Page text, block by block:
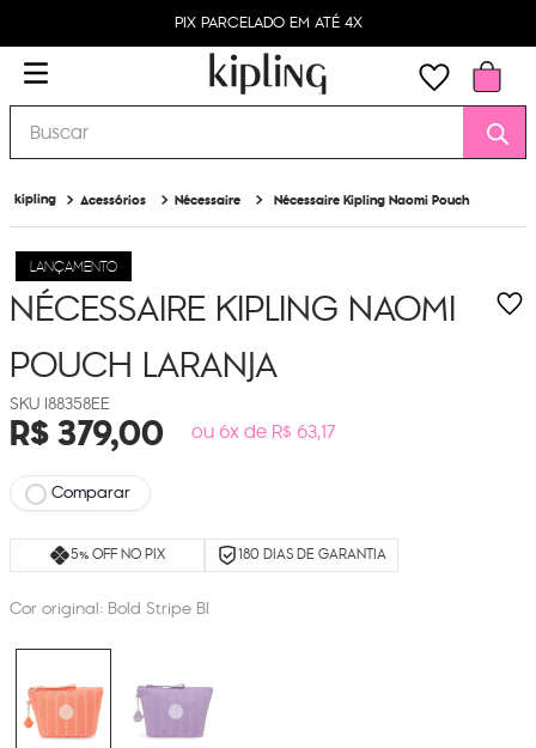
PIX PARCELADO EM ATÉ 4X
Buscar
Acessórios Nécessaire Nécessaire Kipling Naomi Pouch
LANÇAMENTO
NÉCESSAIRE KIPLING NAOMI
POUCH LARANJA
I88358EE
R$379,00 ou 6x de R$ 63,17
Comparar
5% OFF NO PIX 180 DIAS DE GARANTIA
Cor original: Bold Stripe Bl